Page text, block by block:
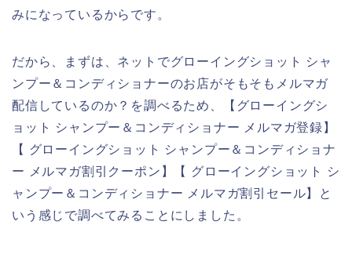
みになっているからです。
だから、まずは、ネットでグローイングショット シャ
ンプー＆コンディショナーのお店がそもそもメルマガ
配信しているのか？を調べるため、【グローイングシ
ョット シャンプー＆コンディショナー メルマガ登録】
【 グローイングショット シャンプー＆コンディショナ
ー メルマガ割引クーポン】【 グローイングショット シ
ャンプー＆コンディショナー メルマガ割引セール】と
いう感じで調べてみることにしました。